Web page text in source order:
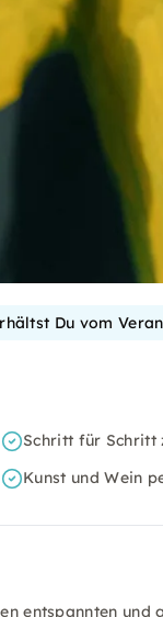
Du vom
Schritt für Schritt
Kunst und Wein
entspannten